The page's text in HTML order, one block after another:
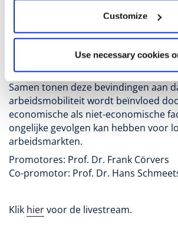
Customize
Use necessary cookies
slotte blijkt uit het proefschrift dat
autochtone werknemers een lichte
onverwachte immigratiegolf, vooral
nieuwkomers vergelijkbare
Samen tonen deze bevindingen aan
arbeidsmobiliteit wordt beïnvloed
economische als niet-economische
ongelijke gevolgen kan hebben voor
arbeidsmarkten.
Promotores: Prof. Dr. Frank Cörvers
Co-promotor: Prof. Dr. Hans
Klik hiervoor de livestream.